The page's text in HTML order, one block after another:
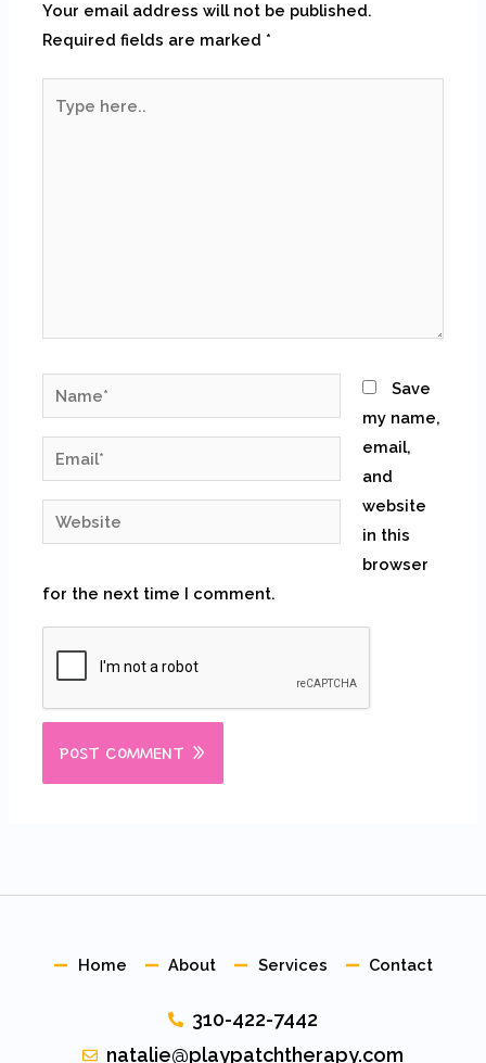
Your email address will not be published.
Required fields are marked *
here..
Name*
Email*
Website
Save
my name,
email,
and
website
in this
browser
for the next time I comment.
Home About Services Contact
310-422-7442
natalie@playpatchtherapy.com